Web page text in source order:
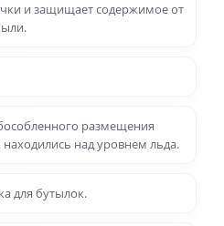
и защищает содержимое от
размещения
над уровнем льда.
для бутылок.